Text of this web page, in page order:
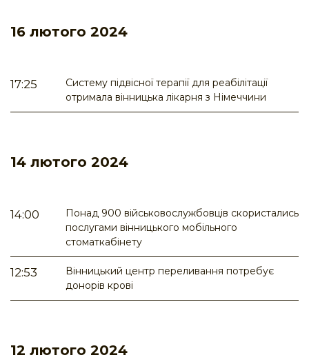
16 лютого 2024
17:25
Систему підвісної терапії для реабілітації
отримала вінницька лікарня з Німеччини
14 лютого 2024
14:00
Понад 900 військовослужбовців скористались
послугами вінницького мобільного
стоматкабінету
12:53
Вінницький центр переливання потребує
донорів крові
12 лютого 2024